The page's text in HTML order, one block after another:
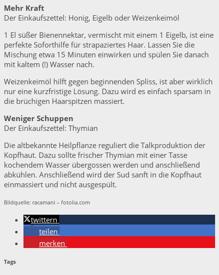
Mehr Kraft
Der Einkaufszettel: Honig, Eigelb oder Weizenkeimöl
1 El süßer Bienennektar, vermischt mit einem 1 Eigelb, ist eine
perfekte Soforthilfe für strapaziertes Haar. Lassen Sie die
Mischung etwa 15 Minuten einwirken und spülen Sie danach
mit kaltem (!) Wasser nach.
Weizenkeimöl hilft gegen beginnenden Spliss, ist aber wirklich
nur eine kurzfristige Lösung. Dazu wird es einfach sparsam in
die brüchigen Haarspitzen massiert.
Weniger Schuppen
Der Einkaufszettel: Thymian
Die altbekannte Heilpflanze reguliert die Talkproduktion der
Kopfhaut. Dazu sollte frischer Thymian mit einer Tasse
kochendem Wasser übergossen werden und anschließend
abkühlen. Anschließend wird der Sud sanft in die Kopfhaut
einmassiert und nicht ausgespült.
Bildquelle: racamani – fotolia.com
twittern
teilen
merken
Tags